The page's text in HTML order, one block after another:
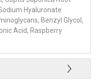
Hyaluronate
Benzyl Glycol,
Acid, Raspberry